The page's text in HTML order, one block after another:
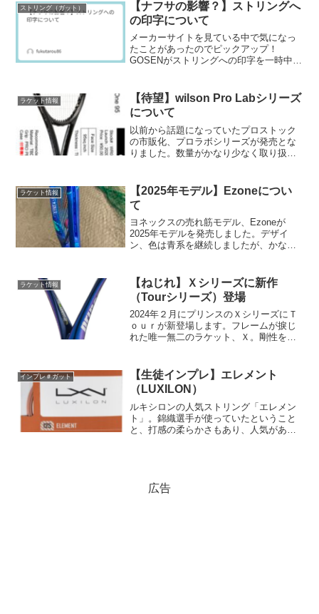
容でしたので考察含め記事にしたいと思
います。
ストリング（ガット）
【ナフサの影響？】ストリングへ
の印字について
メーカーサイトを見ている中で気になっ
たことがあったのでピックアップ！
GOSENがストリングへの印字を一時中止
し、対象は全ストリングではなく、「ポ
リエステル素材のストリン...
ラケット情報
【待望】wilson Pro Labシリーズ
について
以前から話題になっていたプロストック
の市販化、プロラボシリーズが発売とな
りました。数量がかなり少なく取り扱い
ではないでしょうか！？
ラケット情報
【2025年モデル】Ezoneについ
て
ヨネックスの売れ筋モデル、Ezoneが
2025年モデルを発売しました。デザイ
ン、色は青系を継続しましたが、かなり
のでしょうか。今回は新旧比較しながら
Newモデルの内容を...
ラケット情報
【ねじれ】Ｘシリーズに新作
（Tourシリーズ）登場
2024年２月にプリンスのＸシリーズにＴ
ｏｕｒが新登場します。フレームが捩じ
れた唯一無二のラケット、Ｘ。剛性を高
っているのでしょうか！？楽しみ楽しみ♪
インプレ＃ガット
【生徒インプレ】エレメント
（LUXILON）
ルキシロンの人気ストリング「エレメン
ト」。錦織選手が使っていたということ
と、打感の柔らかさもあり、人気がある
広告